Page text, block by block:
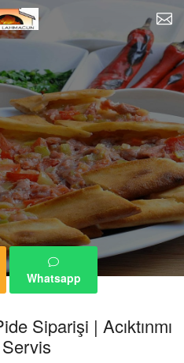
Whatsapp
Siparişi | Acıktınmı
Servis